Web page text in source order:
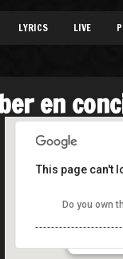
LYRICS LIVE
en
C/
This page can't
Do you own